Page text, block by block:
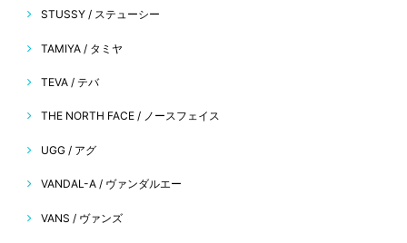
STUSSY / ステューシー
TAMIYA / タミヤ
TEVA / テバ
THE NORTH FACE / ノースフェイス
UGG / アグ
VANDAL-A / ヴァンダルエー
VANS / ヴァンズ